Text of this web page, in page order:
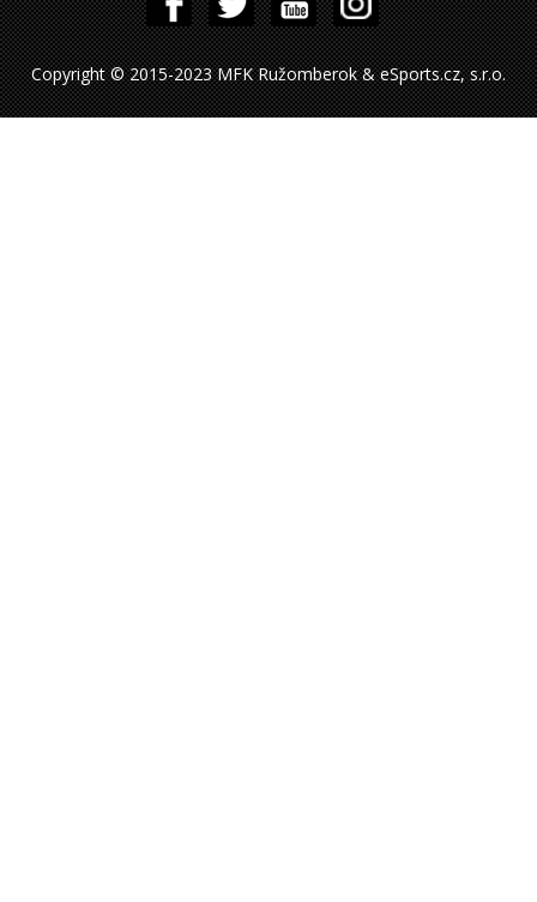
Copyright © 2015-2023 MFK Ružomberok & eSports.cz, s.r.o.